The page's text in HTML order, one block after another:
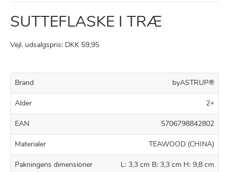
SUTTEFLASKE I TRÆ
Vejl. udsalgspris: DKK 59,95
Brand byASTRUP®
Alder 2+
EAN 5706798842802
Materialer TEAWOOD (CHINA)
Pakningens dimensioner L: 3,3 cm B: 3,3 cm H: 9,8 cm